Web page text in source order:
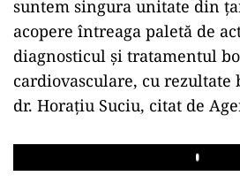
suntem singura unitate din
acopere întreaga paletă de
diagnosticul şi tratamentul
cardiovasculare, cu rezultate
dr. Horaţiu Suciu, citat de
Play